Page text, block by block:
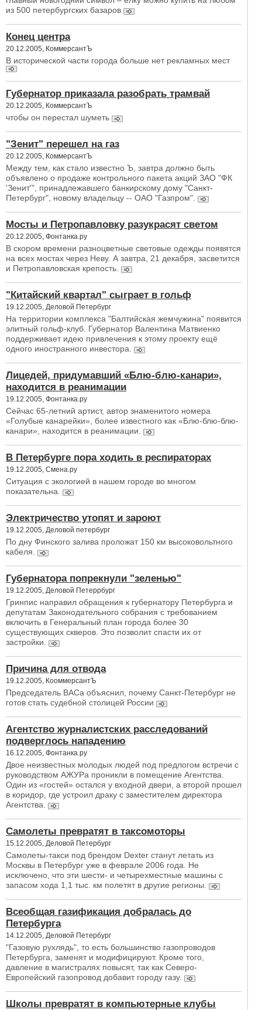
из 500 петербургских базаров
Конец центра
20.12.2005, КоммерсантЪ
В исторической части города больше нет рекламных мест
Губернатор приказала разобрать трамвай
20.12.2005, КоммерсантЪ
чтобы он перестал шуметь
"Зенит" перешел на газ
20.12.2005, КоммерсантЪ
Между тем, как стало известно Ъ, завтра должно быть
объявлено о продаже контрольного пакета акций ЗАО "ФК
'Зенит'", принадлежавшего банкирскому дому "Санкт-
Петербург", новому владельцу -- ОАО "Газпром".
Мосты и Петропавловку разукрасят светом
20.12.2005, Фонтанка.ру
В скором времени разноцветные световые одежды появятся
на всех мостах через Неву. А завтра, 21 декабря, засветится
и Петропавловская крепость.
"Китайский квартал" сыграет в гольф
19.12.2005, Деловой Петербург
На территории комплекса "Балтийская жемчужина" появится
элитный гольф-клуб. Губернатор Валентина Матвиенко
поддерживает идею привлечения к этому проекту ещё
одного иностранного инвестора.
Лицедей, придумавший «Блю-блю-канари»,
находится в реанимации
19.12.2005, Фонтанка.ру
Сейчас 65-летний артист, автор знаменитого номера
«Голубые канарейки», более известного как «Блю-блю-блю-
канари», находится в реанимации.
В Петербурге пора ходить в респираторах
19.12.2005, Смена.ру
Ситуация с экологией в нашем городе во многом
показательна.
Электричество утопят и зароют
19.12.2005, Деловой петербург
По дну Финского залива проложат 150 км высоковольтного
кабеля.
Губернатора попрекнули "зеленью"
19.12.2005, Деловой Петеррбург
Гринпис направил обращения к губернатору Петербурга и
депутатам Законодательного собрания с требованием
включить в Генеральный план города более 30
существующих скверов. Это позволит спасти их от
застройки.
Причина для отвода
19.12.2005, КооммерсантЪ
Председатель ВАСа объяснил, почему Санкт-Петербург не
готов стать судебной столицей России
Агентство журналистских расследований
подверглось нападению
16.12.2005, Фонтанка.ру
Двое неизвестных молодых людей под предлогом встречи с
руководством АЖУРа проникли в помещение Агентства.
Один из «гостей» остался у входной двери, а второй прошел
в коридор, где устроил драку с заместителем директора
Агентства.
Самолеты превратят в таксомоторы
15.12.2005, Деловой Петербург
Самолеты-такси под брендом Dexter станут летать из
Москвы в Петербург уже в феврале 2006 года. Не
исключено, что эти шести- и четырехместные машины с
запасом хода 1,1 тыс. км полетят в другие регионы.
Всеобщая газификация добралась до
Петербурга
14.12.2005, Деловой Петербург
"Газовую рухлядь", то есть большинство газопроводов
Петербурга, заменят и модифицируют. Кроме того,
давление в магистралях повысят, так как Северо-
Европейский газопровод добавит городу газу.
Школы превратят в компьютерные клубы